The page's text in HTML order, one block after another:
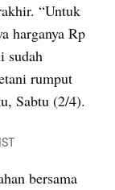
“Untuk
harganya Rp
sudah
rumput
Sabtu (2/4).